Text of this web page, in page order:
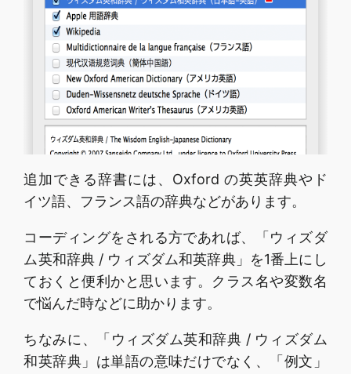
追加できる辞書には、Oxford の英英辞典やド
イツ語、フランス語の辞典などがあります。
コーディングをされる方であれば、「ウィズダ
ム英和辞典 / ウィズダム和英辞典」を1番上にし
ておくと便利かと思います。クラス名や変数名
で悩んだ時などに助かります。
ちなみに、「ウィズダム英和辞典 / ウィズダム
和英辞典」は単語の意味だけでなく、「例文」